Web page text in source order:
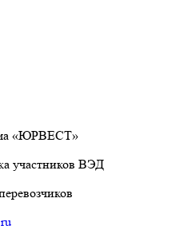
«ЮРВЕСТ»
участников ВЭД